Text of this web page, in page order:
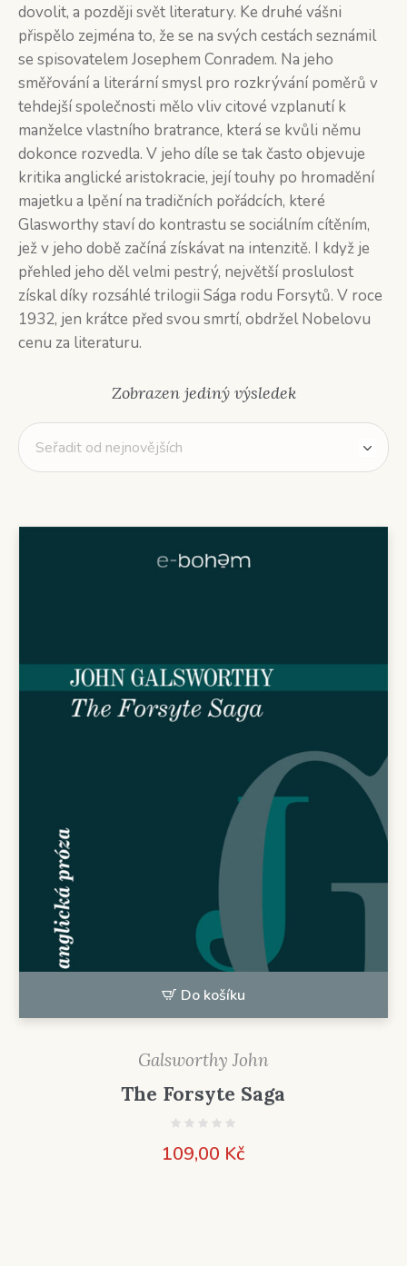
dovolit, a později svět literatury. Ke druhé vášni
přispělo zejména to, že se na svých cestách seznámil
se spisovatelem Josephem Conradem. Na jeho
směřování a literární smysl pro rozkrývání poměrů v
tehdejší společnosti mělo vliv citové vzplanutí k
manželce vlastního bratrance, která se kvůli němu
dokonce rozvedla. V jeho díle se tak často objevuje
kritika anglické aristokracie, její touhy po hromadění
majetku a lpění na tradičních pořádcích, které
Glasworthy staví do kontrastu se sociálním cítěním,
jež v jeho době začíná získávat na intenzitě. I když je
přehled jeho děl velmi pestrý, největší proslulost
získal díky rozsáhlé trilogii Sága rodu Forsytů. V roce
1932, jen krátce před svou smrtí, obdržel Nobelovu
cenu za literaturu.
Zobrazen jediný výsledek
Do košíku
Galsworthy John
The Forsyte Saga
109,00 Kč